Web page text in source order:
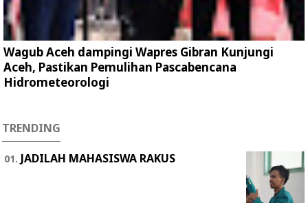
Wagub Aceh dampingi Wapres Gibran Kunjungi
Aceh, Pastikan Pemulihan Pascabencana
Hidrometeorologi
TRENDING
JADILAH MAHASISWA RAKUS